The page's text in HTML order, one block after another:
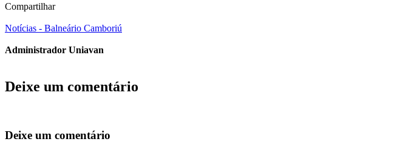
Compartilhar
Notícias - Balneário Camboriú
Administrador Uniavan
Deixe um comentário
Deixe um comentário